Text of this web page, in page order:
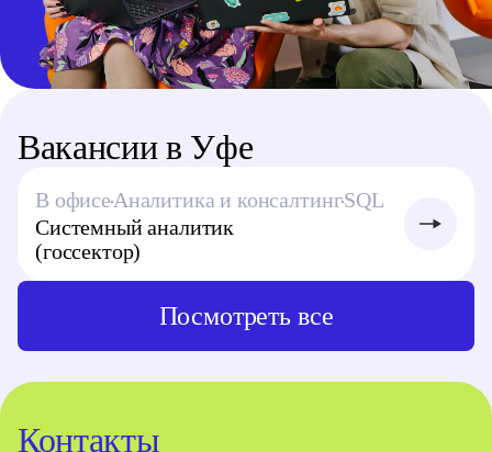
Вакансии в Уфе
В офисеАналитика и консалтингSQL
Системный аналитик
(госсектор)
Посмотреть все
Контакты